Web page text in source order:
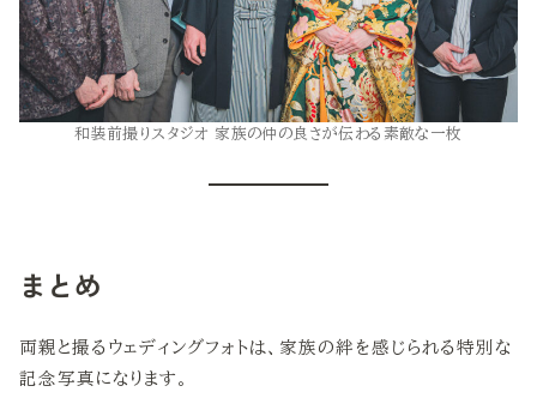
和装前撮りスタジオ 家族の仲の良さが伝わる素敵な一枚
まとめ
両親と撮るウェディングフォトは、家族の絆を感じられる特別な
記念写真になります。